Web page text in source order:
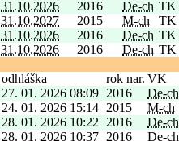
31.10.2026 2016 De-ch TK
31.10.2027 2015 M-ch
TK
31.10.2026 2016 De-ch TK
31.10.2026 2016 De-ch TK
odhláška rok nar. VK
27. 01. 2026 08:09 2016
De-ch
24. 01. 2026 15:14 2015
M-ch
28. 01. 2026 10:22 2016
De-ch
28. 01. 2026 10:37 2016
De-ch